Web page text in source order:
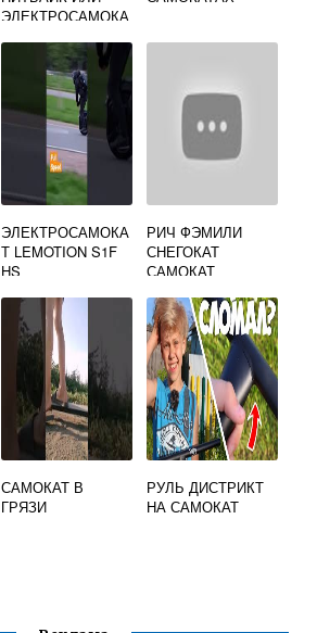
ЭЛЕКТРОСАМОКА
ЭЛЕКТРОСАМОКА
Т LEMOTION S1F
HS
РИЧ ФЭМИЛИ
СНЕГОКАТ
САМОКАТ
САМОКАТ В
ГРЯЗИ
РУЛЬ ДИСТРИКТ
НА САМОКАТ